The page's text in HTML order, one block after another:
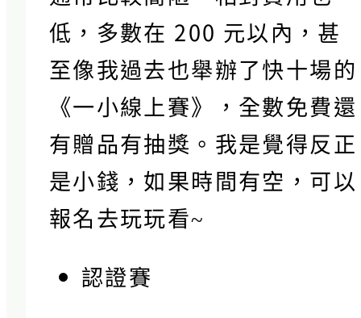
低，多數在 200 元以內，甚
至像我過去也舉辦了快十場的
《一小線上賽》，全數免費還
有贈品有抽獎。我是覺得反正
是小錢，如果時間有空，可以
報名去玩玩看~
認證賽